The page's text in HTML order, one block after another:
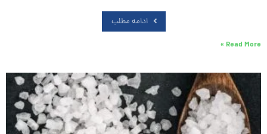
ادامه مطلب
Read More »